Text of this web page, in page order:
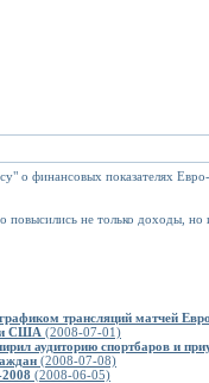
о финансовых показателях
не только доходы,
трансляций матчей
и США (2008-07-01)
аудиторию спортбаров и
(2008-07-08)
(2008-06-05)